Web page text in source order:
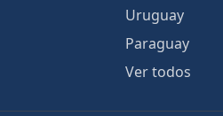
Uruguay
Paraguay
Ver todos